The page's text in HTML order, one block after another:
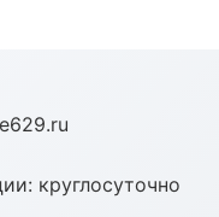
круглосуточно